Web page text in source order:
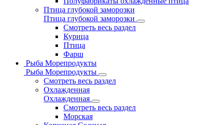
Птица глубокой заморозки
Птица глубокой заморозки
Смотреть весь раздел
Курица
Птица
Фарш
Рыба Морепродукты
Рыба Морепродукты
Смотреть весь раздел
Охлажденная
Охлажденная
Смотреть весь раздел
Морская